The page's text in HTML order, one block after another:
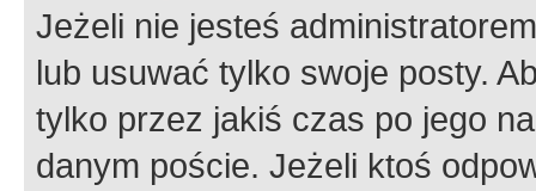
Jeżeli nie jesteś
lub usuwać tylko swoje posty.
tylko przez jakiś czas po jego
danym poście. Jeżeli ktoś